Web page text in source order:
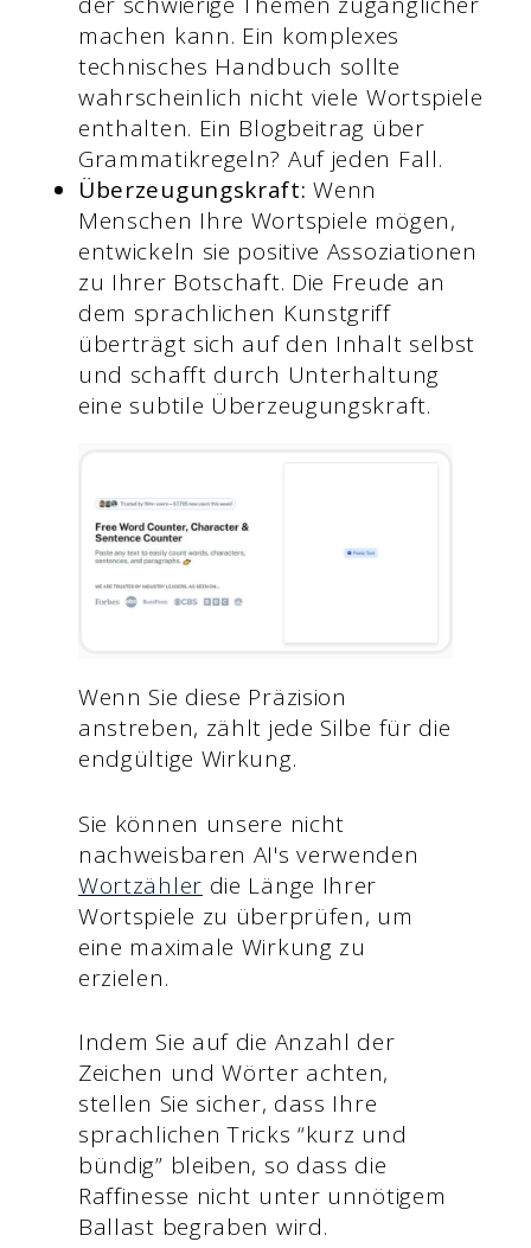
machen kann. Ein komplexes
technisches Handbuch sollte
wahrscheinlich nicht viele Wortspiele
enthalten. Ein Blogbeitrag über
Grammatikregeln? Auf jeden Fall.
Überzeugungskraft: Wenn
Menschen Ihre Wortspiele mögen,
entwickeln sie positive Assoziationen
zu Ihrer Botschaft. Die Freude an
dem sprachlichen Kunstgriff
überträgt sich auf den Inhalt selbst
und schafft durch Unterhaltung
eine subtile Überzeugungskraft.
Wenn Sie diese Präzision
anstreben, zählt jede Silbe für die
endgültige Wirkung.
Sie können unsere nicht
nachweisbaren AI's verwenden
Wortzähler die Länge Ihrer
Wortspiele zu überprüfen, um
eine maximale Wirkung zu
erzielen.
Indem Sie auf die Anzahl der
Zeichen und Wörter achten,
stellen Sie sicher, dass Ihre
sprachlichen Tricks “kurz und
bündig” bleiben, so dass die
Raffinesse nicht unter unnötigem
Ballast begraben wird.